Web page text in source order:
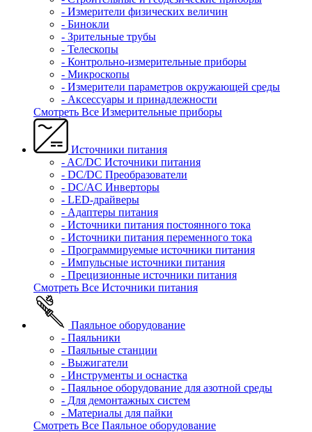
- Измерители физических величин
- Бинокли
- Зрительные трубы
- Телескопы
- Контрольно-измерительные приборы
- Микроскопы
- Измерители параметров окружающей среды
- Аксессуары и принадлежности
Смотреть Все Измерительные приборы
Источники питания
- AC/DC Источники питания
- DC/DC Преобразователи
- DC/AC Инверторы
- LED-драйверы
- Адаптеры питания
- Источники питания постоянного тока
- Источники питания переменного тока
- Программируемые источники питания
- Импульсные источники питания
- Прецизионные источники питания
Смотреть Все Источники питания
Паяльное оборудование
- Паяльники
- Паяльные станции
- Выжигатели
- Инструменты и оснастка
- Паяльное оборудование для азотной среды
- Для демонтажных систем
- Материалы для пайки
Смотреть Все Паяльное оборудование